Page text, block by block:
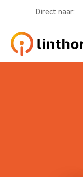
Direct naar: